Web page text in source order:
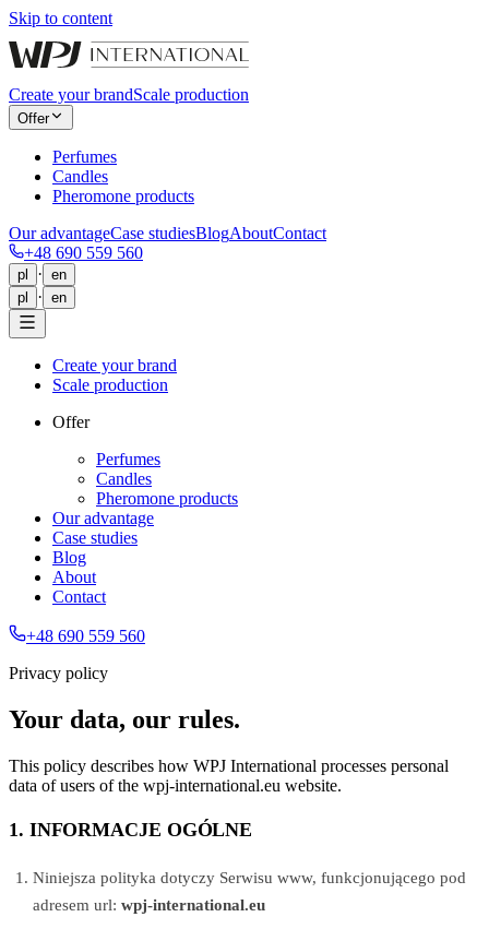
Skip to content
Create your brandScale production
Offer
Perfumes
Candles
Pheromone products
Our advantageCase studiesBlogAboutContact
+48 690 559 560
pl · en
pl
· en
Create your brand
Scale production
Offer
Perfumes
Candles
Pheromone products
Our advantage
Case studies
Blog
About
Contact
+48 690 559 560
Privacy policy
Your data, our rules.
This policy describes how WPJ International processes personal
data of users of the wpj-international.eu website.
1. INFORMACJE OGÓLNE
Niniejsza polityka dotyczy Serwisu www, funkcjonującego pod
adresem url:wpj-international.eu